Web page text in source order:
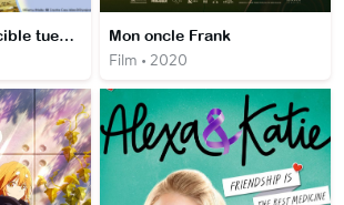
La Sorcière invincible tueuse de Slime depuis 300 ans Mon oncle Frank
Film • 2020